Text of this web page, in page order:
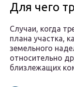
Для чего
Случаи, когда
плана участка,
земельного
относительно
близлежащих